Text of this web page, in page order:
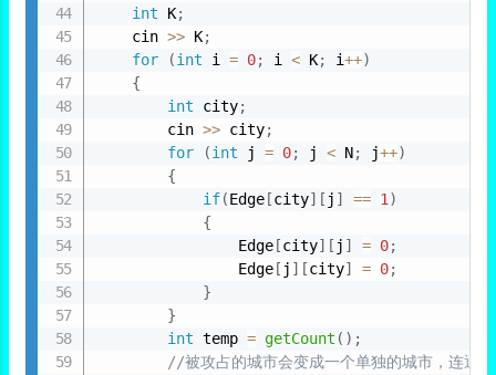
int K;
    cin
>> K;
for
(int i = 0; i < K; i++)
{
int city;
        cin
>> city;
for
(int j = 0; j < N; j++)
{
if(Edge [city] [ j ] == 1 )
{
                Edge
[city] [ j ] = 0;
                Edge
[ j ] [city] = 0;
}
}
int temp = getCount ( ) ;
//被攻占的城市会变成一个单独的城市，连通